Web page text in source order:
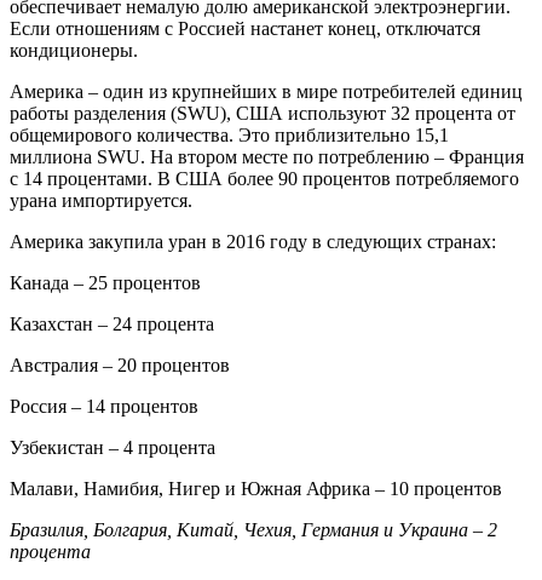
обеспечивает немалую долю американской электроэнергии.
Если отношениям с Россией настанет конец, отключатся
кондиционеры.
Америка – один из крупнейших в мире потребителей единиц
работы разделения (SWU), США используют 32 процента от
общемирового количества. Это приблизительно 15,1
миллиона SWU. На втором месте по потреблению – Франция
с 14 процентами. В США более 90 процентов потребляемого
урана импортируется.
Америка закупила уран в 2016 году в следующих странах:
Канада – 25 процентов
Казахстан – 24 процента
Австралия – 20 процентов
Россия – 14 процентов
Узбекистан – 4 процента
Малави, Намибия, Нигер и Южная Африка – 10 процентов
Бразилия, Болгария, Китай, Чехия, Германия и Украина – 2
процента